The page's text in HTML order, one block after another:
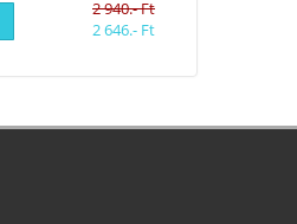
2 940.- Ft
2 646.- Ft